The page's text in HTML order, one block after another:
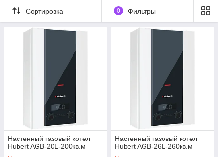
Сортировка 0 Фильтры
Настенный газовый котел
Hubert AGB-20L-200кв.м
Настенный газовый котел
Hubert AGB-26L-260кв.м